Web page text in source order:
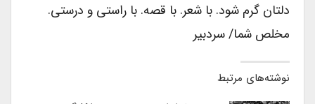
دلتان گرم شود. با شعر. با قصه. با راستی و درستی.
‌مخلص شما/ سردبیر
نوشته‌های مرتبط